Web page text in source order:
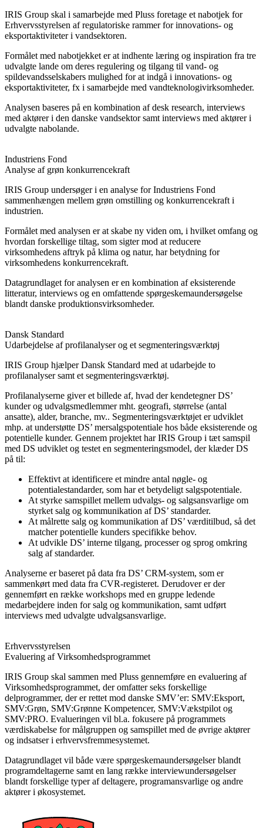
IRIS Group skal i samarbejde med Pluss foretage et nabotjek for
Erhvervsstyrelsen af regulatoriske rammer for innovations- og
eksportaktiviteter i vandsektoren.
Formålet med nabotjekket er at indhente læring og inspiration fra tre
udvalgte lande om deres regulering og tilgang til vand- og
spildevandsselskabers mulighed for at indgå i innovations- og
eksportaktiviteter, fx i samarbejde med vandteknologivirksomheder.
Analysen baseres på en kombination af desk research, interviews
med aktører i den danske vandsektor samt interviews med aktører i
udvalgte nabolande.
Industriens Fond
Analyse af grøn konkurrencekraft
IRIS Group undersøger i en analyse for Industriens Fond
sammenhængen mellem grøn omstilling og konkurrencekraft i
industrien.
Formålet med analysen er at skabe ny viden om, i hvilket omfang og
hvordan forskellige tiltag, som sigter mod at reducere
virksomhedens aftryk på klima og natur, har betydning for
virksomhedens konkurrencekraft.
Datagrundlaget for analysen er en kombination af eksisterende
litteratur, interviews og en omfattende spørgeskemaundersøgelse
blandt danske produktionsvirksomheder.
Dansk Standard
Udarbejdelse af profilanalyser og et segmenteringsværktøj
IRIS Group hjælper Dansk Standard med at udarbejde to
profilanalyser samt et segmenteringsværktøj.
Profilanalyserne giver et billede af, hvad der kendetegner DS’
kunder og udvalgsmedlemmer mht. geografi, størrelse (antal
ansatte), alder, branche, mv.. Segmenteringsværktøjet er udviklet
mhp. at understøtte DS’ mersalgspotentiale hos både eksisterende og
potentielle kunder. Gennem projektet har IRIS Group i tæt samspil
med DS udviklet og testet en segmenteringsmodel, der klæder DS
på til:
Effektivt at identificere et mindre antal nøgle- og
potentialestandarder, som har et betydeligt salgspotentiale.
At styrke samspillet mellem udvalgs- og salgsansvarlige om
styrket salg og kommunikation af DS’ standarder.
At målrette salg og kommunikation af DS’ værditilbud, så det
matcher potentielle kunders specifikke behov.
At udvikle DS’ interne tilgang, processer og sprog omkring
salg af standarder.
Analyserne er baseret på data fra DS’ CRM-system, som er
sammenkørt med data fra CVR-registeret. Derudover er der
gennemført en række workshops med en gruppe ledende
medarbejdere inden for salg og kommunikation, samt udført
interviews med udvalgte udvalgsansvarlige.
Erhvervsstyrelsen
Evaluering af Virksomhedsprogrammet
IRIS Group skal sammen med Pluss gennemføre en evaluering af
Virksomhedsprogrammet, der omfatter seks forskellige
delprogrammer, der er rettet mod danske SMV’er: SMV:Eksport,
SMV:Grøn, SMV:Grønne Kompetencer, SMV:Vækstpilot og
SMV:PRO. Evalueringen vil bl.a. fokusere på programmets
værdiskabelse for målgruppen og samspillet med de øvrige aktører
og indsatser i erhvervsfremmesystemet.
Datagrundlaget vil både være spørgeskemaundersøgelser blandt
programdeltagerne samt en lang række interviewundersøgelser
blandt forskellige typer af deltagere, programansvarlige og andre
aktører i økosystemet.